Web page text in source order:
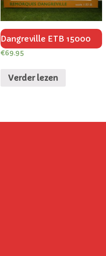
Dangreville ETB 15000
€69.95
Verder lezen